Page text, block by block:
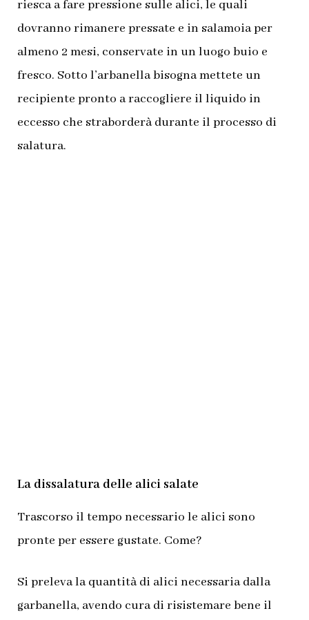
riesca a fare pressione sulle alici, le quali
dovranno rimanere pressate e in salamoia per
almeno 2 mesi, conservate in un luogo buio e
fresco. Sotto l’arbanella bisogna mettete un
recipiente pronto a raccogliere il liquido in
eccesso che straborderà durante il processo di
salatura.
La dissalatura delle alici salate
Trascorso il tempo necessario le alici sono
pronte per essere gustate. Come?
Si preleva la quantità di alici necessaria dalla
garbanella, avendo cura di risistemare bene il